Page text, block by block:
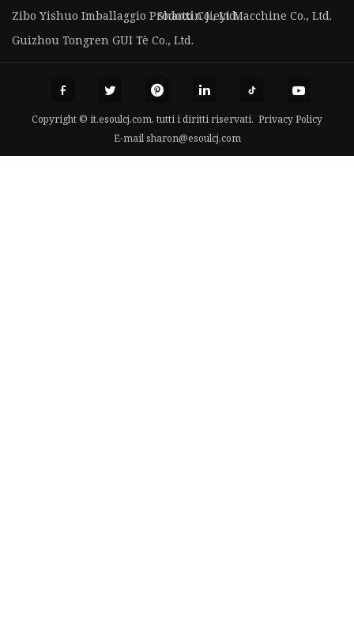
Zibo Yishuo Imballaggio Prodotti Co., Ltd.Shaoxin Jieyi Macchine Co., Ltd.
Guizhou Tongren GUI Tè Co., Ltd.
Copyright © it.esoulcj.com, tutti i diritti riservati. Privacy Policy
E-mail sharon@esoulcj.com